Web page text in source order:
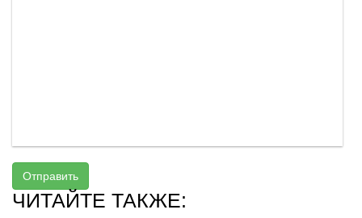
Отправить
ЧИТАЙТЕ ТАКЖЕ: